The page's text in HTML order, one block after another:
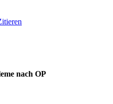
nach OP